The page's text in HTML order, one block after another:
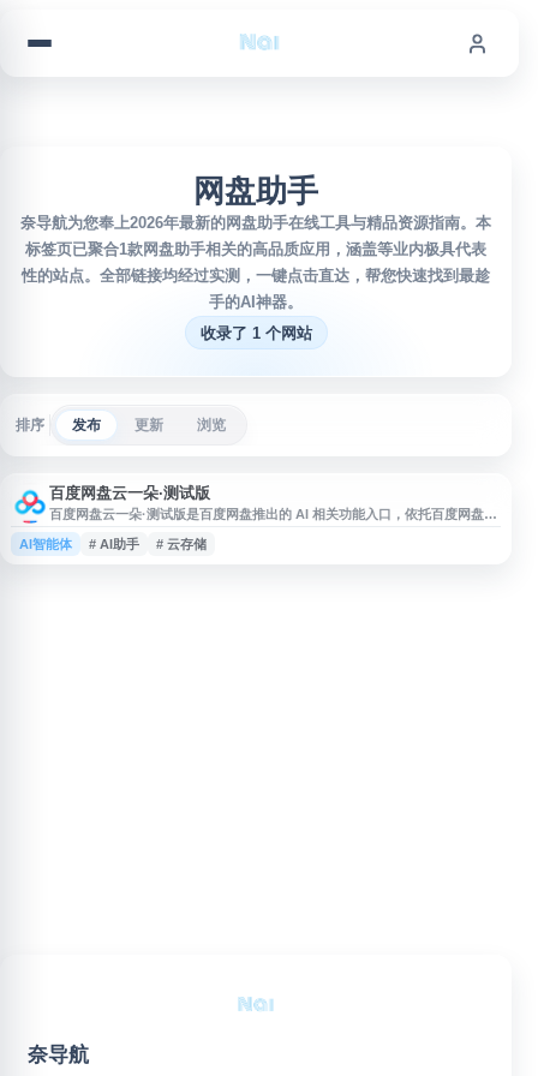
网盘助手
奈导航为您奉上2026年最新的网盘助手在线工具与精品资源指南。本
标签页已聚合1款网盘助手相关的高品质应用，涵盖等业内极具代表
性的站点。全部链接均经过实测，一键点击直达，帮您快速找到最趁
手的AI神器。
收录了 1 个网站
排序 发布 更新 浏览
百度网盘云一朵·测试版
百度网盘云一朵·测试版是百度网盘推出的 AI 相关功能入口，依托百度网盘的
云存储、文件备份、同步与分享能力，为用户提供面向网盘内容的智能化使用
体验。百度网盘支持大容量存储、文件下载、外链分享、离线下载及手机端访
AI智能体 # AI助手 # 云存储
奈导航